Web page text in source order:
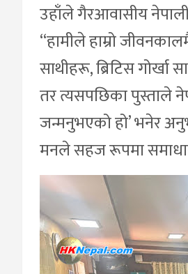
उहाँले गैरआवासीय
“हामीले हाम्रो
साथीहरू, ब्रिटिस
तर त्यसपछिका पुस्ताले
जन्मनुभएको हो’ भनेर
मनले सहज रूपमा